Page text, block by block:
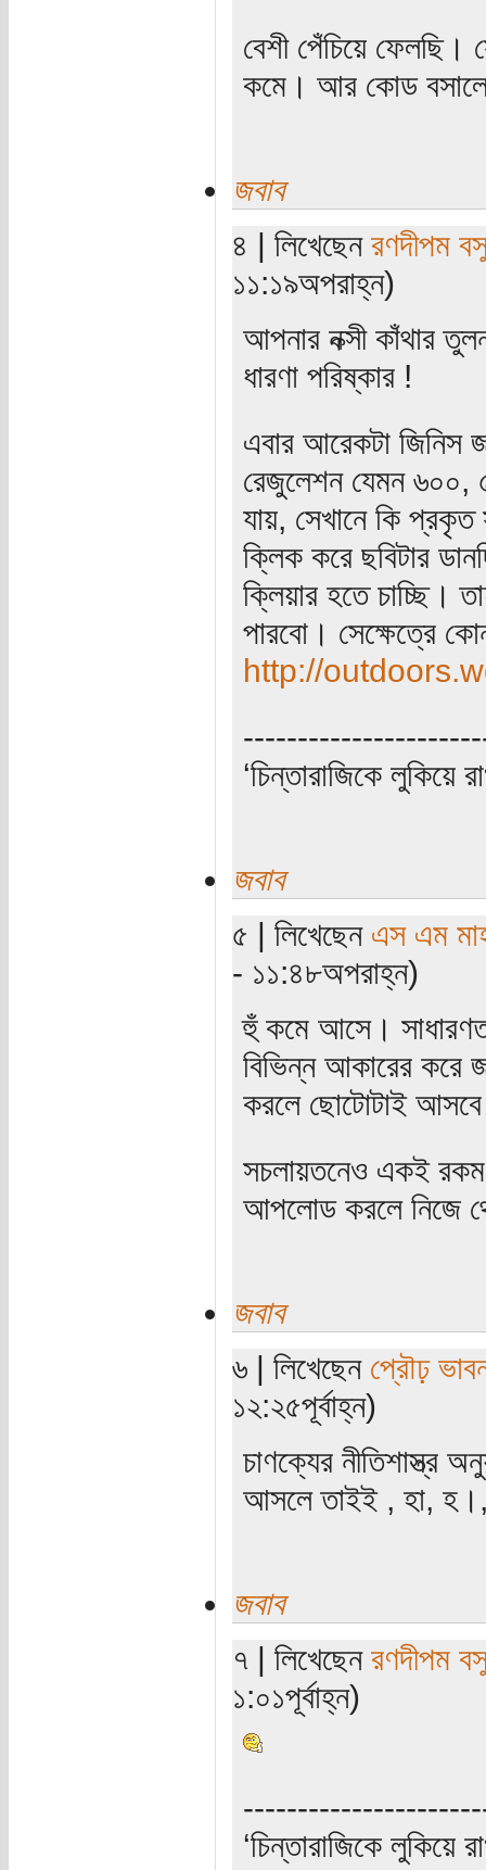
বেশী পেঁচিয়ে
কমে। আর কোড
জবাব
৪ | লিখেছেন রণদীপম
১১:১৯অপরাহ্ন)
আপনার নক্সী কাঁথার
ধারণা পরিষ্কার !
এবার আরেকটা জিনিস
রেজুলেশন যেমন ৬০০,
যায়, সেখানে কি
ক্লিক করে ছবিটার
ক্লিয়ার হতে চাচ্ছি।
পারবো। সেক্ষেত্রে
http://
‘চিন্তারাজিকে লুকিয়ে
জবাব
৫ | লিখেছেন এস এম
- ১১:৪৮অপরাহ্ন)
হুঁ কমে আসে।
বিভিন্ন আকারের করে
করলে ছোটোটাই
সচলায়তনেও একই
আপলোড করলে নিজে
জবাব
৬ | লিখেছেন প্রৌঢ়
১২:২৫পূর্বাহ্ন)
চাণক্যের নীতিশাস্ত্র
আসলে তাইই , হা,
জবাব
৭ | লিখেছেন রণদীপম
১:০১পূর্বাহ্ন)
‘চিন্তারাজিকে লুকিয়ে